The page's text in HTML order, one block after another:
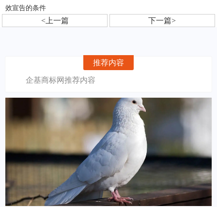
效宣告的条件
<上一篇 下一篇>
推荐内容
企基商标网推荐内容